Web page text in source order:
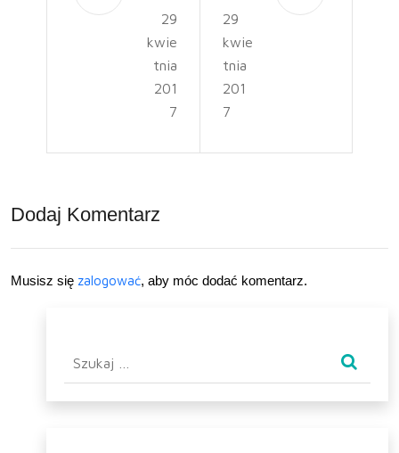
na
wid
eofi
lmo
wan
pow
raca
29
kwie
tnia
201
7
dka
w
pre
zen
cie
29
kwie
tnia
201
7
Dodaj Komentarz
Musisz się zalogować, aby móc dodać komentarz.